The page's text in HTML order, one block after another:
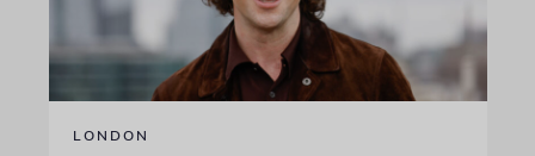
LONDON